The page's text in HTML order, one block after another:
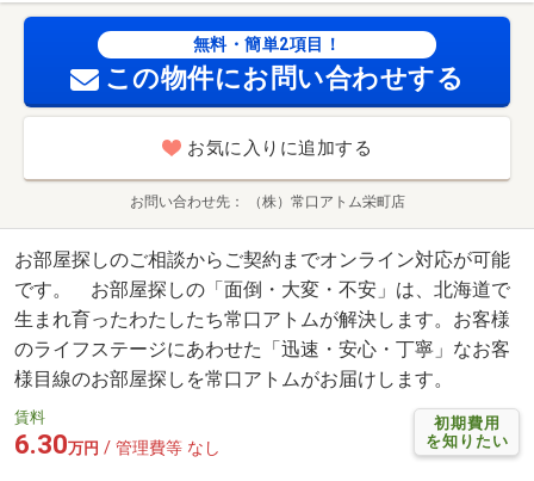
無料・簡単2項目！
この物件にお問い合わせする
お気に入りに追加する
お問い合わせ先 （株）常口アトム栄町店
お部屋探しのご相談からご契約までオンライン対応が可能
です。 お部屋探しの「面倒・大変・不安」は、北海道で
生まれ育ったわたしたち常口アトムが解決します。お客様
のライフステージにあわせた「迅速・安心・丁寧」なお客
様目線のお部屋探しを常口アトムがお届けします。
初期費用
を知りたい
賃料
6.30万円 / 管理費等 なし